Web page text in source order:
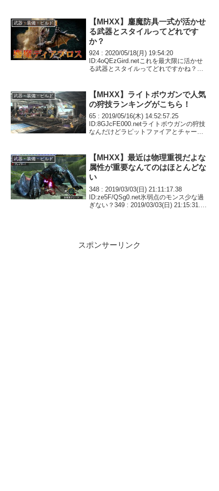
武器・装備・ビルド
【MHXX】鏖魔防具一式が活かせ
る武器とスタイルってどれです
か？
924 : 2020/05/18(月) 19:54:20
ID:4oQEzGird.netこれを最大限に活かせ
る武器とスタイルってどれですかね？回
武器・装備・ビルド
【MHXX】ライトボウガンで人気
の狩技ランキングがこちら！
65 : 2019/05/16(木) 14:52:57.25
ID:8GJcFE000.netライトボウガンの狩技
なんだけどラピットファイアとチャージ
2019/0...
武器・装備・ビルド
【MHXX】最近は物理重視だよな
属性が重要なんてのはほとんどな
い
348 : 2019/03/03(日) 21:11:17.38
ID:ze5F/QSg0.net氷弱点のモンス少な過
ぎない？349 : 2019/03/03(日) 21:15:31.39
スポンサーリンク